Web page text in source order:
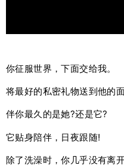
你征服世界，下面交给我。
将最好的私密礼物送到他的面
伴你最久的是她?还是它?
它贴身陪伴，日夜跟随!
除了洗澡时，你几乎没有离